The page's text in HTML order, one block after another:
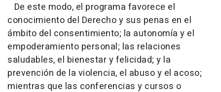
De este modo, el programa favorece el
conocimiento del Derecho y sus penas en el
ámbito del consentimiento; la autonomía y el
empoderamiento personal; las relaciones
saludables, el bienestar y felicidad; y la
prevención de la violencia, el abuso y el acoso;
mientras que las conferencias y cursos o